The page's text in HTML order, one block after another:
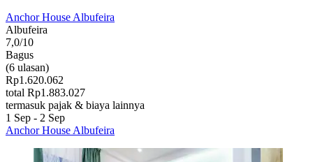
Anchor House Albufeira
Albufeira
7,0/10
Bagus
(6 ulasan)
Rp1.620.062
total Rp1.883.027
termasuk pajak & biaya lainnya
1 Sep - 2 Sep
Anchor House Albufeira